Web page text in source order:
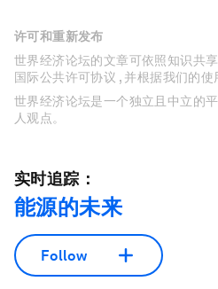
许可和重新发布
世界经济论坛的文章可依照知识共
国际公共许可协议 , 并根据我们的使
世界经济论坛是一个独立且中立的
人观点。
实时追踪：
能源的未来
Follow